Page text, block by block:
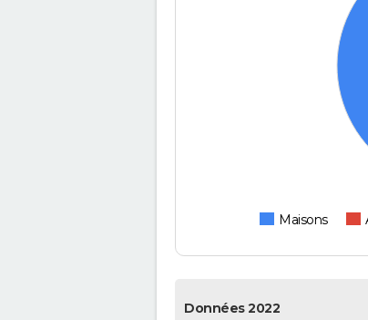
Maisons
Données 2022